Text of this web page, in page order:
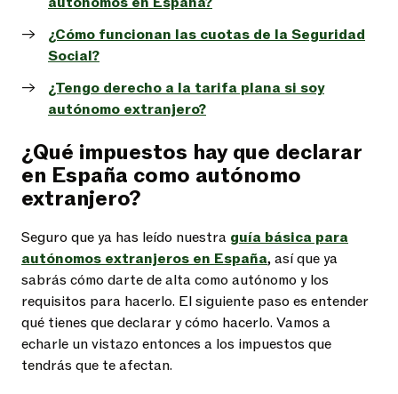
¿Cómo funcionan las cuotas de la Seguridad
Social?
¿Tengo derecho a la tarifa plana si soy
autónomo extranjero?
¿Qué impuestos hay que declarar
en España como autónomo
extranjero?
Seguro que ya has leído nuestra guía básica para
autónomos extranjeros en España, así que ya
sabrás cómo darte de alta como autónomo y los
requisitos para hacerlo. El siguiente paso es entender
qué tienes que declarar y cómo hacerlo. Vamos a
echarle un vistazo entonces a los impuestos que
tendrás que te afectan.